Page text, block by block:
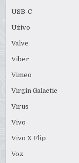
USB-C
Uživo
Valve
Viber
Vimeo
Virgin Galactic
Virus
Vivo
Vivo X Flip
Voz